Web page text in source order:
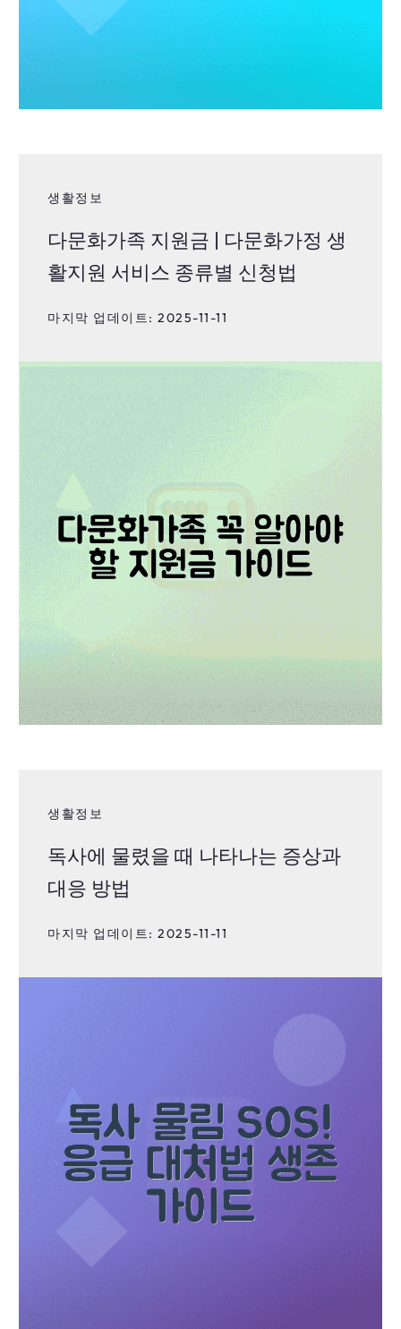
생활정보
다문화가족 지원금 | 다문화가정 생
활지원 서비스 종류별 신청법
마지막 업데이트: 2025-11-11
생활정보
독사에 물렸을 때 나타나는 증상과
대응 방법
마지막 업데이트: 2025-11-11